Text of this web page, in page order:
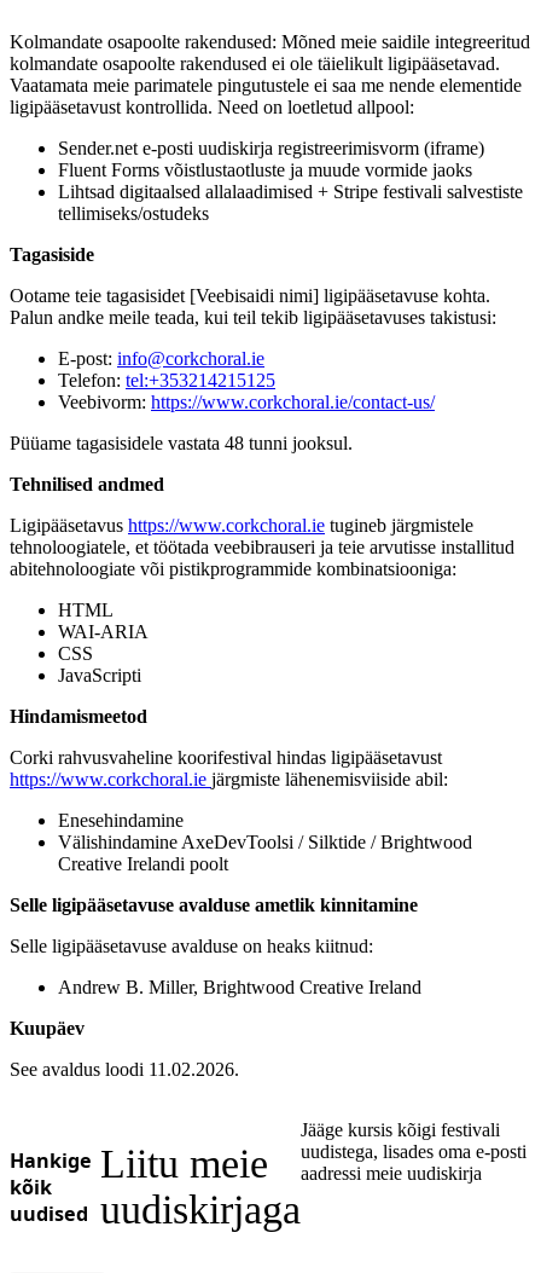
Kolmandate osapoolte rakendused: Mõned meie saidile integreeritud
kolmandate osapoolte rakendused ei ole täielikult ligipääsetavad.
Vaatamata meie parimatele pingutustele ei saa me nende elementide
ligipääsetavust kontrollida. Need on loetletud allpool:
Sender.net e-posti uudiskirja registreerimisvorm (iframe)
Fluent Forms võistlustaotluste ja muude vormide jaoks
Lihtsad digitaalsed allalaadimised + Stripe festivali salvestiste
tellimiseks/ostudeks
Tagasiside
Ootame teie tagasisidet [Veebisaidi nimi] ligipääsetavuse kohta.
Palun andke meile teada, kui teil tekib ligipääsetavuses takistusi:
E-post: info@corkchoral.ie
Telefon: tel:+353214215125
Veebivorm: https://www.corkchoral.ie/contact-us/
Püüame tagasisidele vastata 48 tunni jooksul.
Tehnilised andmed
Ligipääsetavus https://www.corkchoral.ie tugineb järgmistele
tehnoloogiatele, et töötada veebibrauseri ja teie arvutisse installitud
abitehnoloogiate või pistikprogrammide kombinatsiooniga:
HTML
WAI-ARIA
CSS
JavaScripti
Hindamismeetod
Corki rahvusvaheline koorifestival hindas ligipääsetavust
https://www.corkchoral.ie järgmiste lähenemisviiside abil:
Enesehindamine
Välishindamine AxeDevToolsi / Silktide / Brightwood
Creative Irelandi poolt
Selle ligipääsetavuse avalduse ametlik kinnitamine
Selle ligipääsetavuse avalduse on heaks kiitnud:
Andrew B. Miller, Brightwood Creative Ireland
Kuupäev
See avaldus loodi 11.02.2026.
Hankige
kõik
uudised
Liitu meie
uudiskirjaga
Jääge kursis kõigi festivali
uudistega, lisades oma e-posti
aadressi meie uudiskirja